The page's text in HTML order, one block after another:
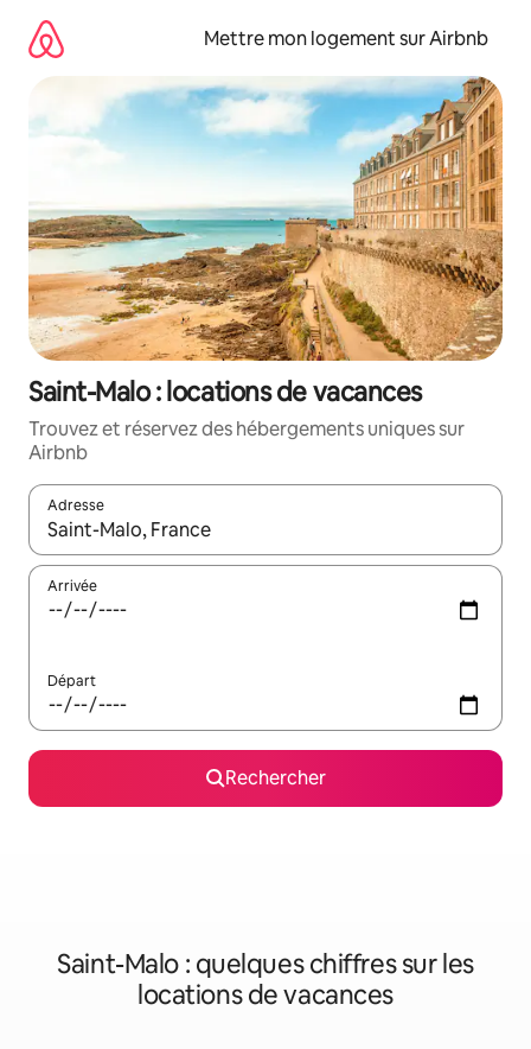
directement
contenu
Mettre mon logement sur Airbnb
Saint-Malo : locations de vacances
Trouvez et réservez des hébergements uniques sur
Airbnb
Adresse
Lorsque les résultats s'affichent, utilisez les flèches vers le
Arrivée
Départ
Rechercher
Saint-Malo : quelques chiffres sur les
locations de vacances